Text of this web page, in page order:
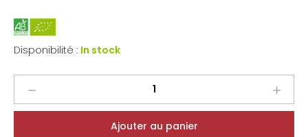
Disponibilité : In stock
Saint-
Ajouter au panier